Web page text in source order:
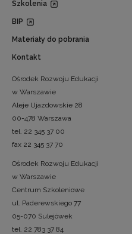
Szkolenia
BIP
Materiały do pobrania
Kontakt
Ośrodek Rozwoju Edukacji
w Warszawie
Aleje Ujazdowskie 28
00-478 Warszawa
tel. 22 345 37 00
fax 22 345 37 70
Ośrodek Rozwoju Edukacji
w Warszawie
Centrum Szkoleniowe
ul. Paderewskiego 77
05-070 Sulejówek
tel. 22 783 37 84